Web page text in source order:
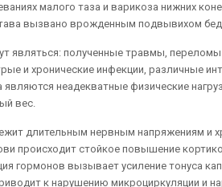
малого таза и варикоза нижних
вызвано врожденным подвывихом
являться: полученные травмы,
и хронические инфекции, различные
неадекватные физические
вес.
длительным нервным напряжениям и
происходит стойкое повышение
гормонов вызывает усиление тонуса
к нарушению микроциркуляции и